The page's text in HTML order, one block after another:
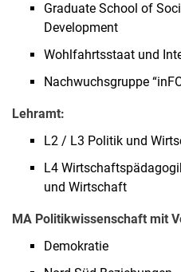
Graduate School of
Development
Wohlfahrtsstaat und
Nachwuchsgruppe
Lehramt:
L2 / L3 Politik und
L4
und Wirtschaft
MA Politikwissenschaft mit
Demokratie